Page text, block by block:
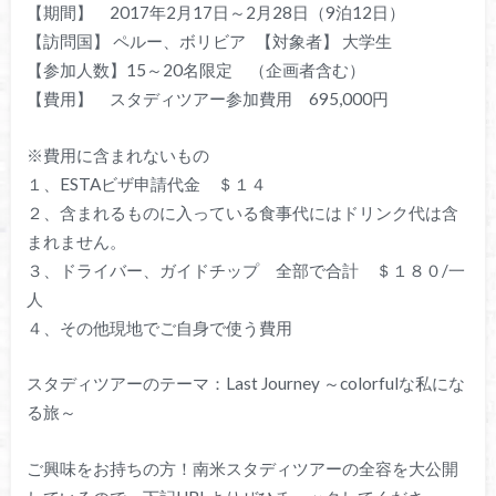
【期間】 2017年2月17日～2月28日（9泊12日）
【訪問国】 ペルー、ボリビア 【対象者】 大学生
【参加人数】15～20名限定 （企画者含む）
【費用】 スタディツアー参加費用 695,000円
※費用に含まれないもの
１、ESTAビザ申請代金 ＄１４
２、含まれるものに入っている食事代にはドリンク代は含
まれません。
３、ドライバー、ガイドチップ 全部で合計 ＄１８０/一
人
４、その他現地でご自身で使う費用
スタディツアーのテーマ：Last Journey ～colorfulな私にな
る旅～
ご興味をお持ちの方！南米スタディツアーの全容を大公開